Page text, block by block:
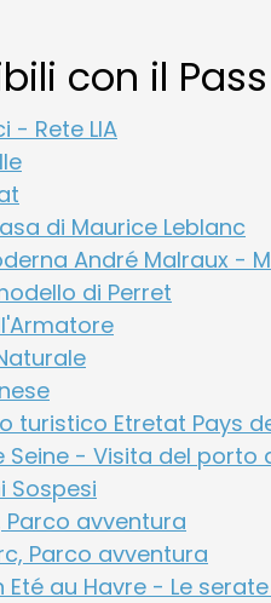
con il
- Rete LIA
di Maurice Leblanc
André Malraux -
di Perret
turistico Etretat Pays
Seine - Visita del porto
Sospesi
Parco avventura
Parco avventura
au Havre - Le